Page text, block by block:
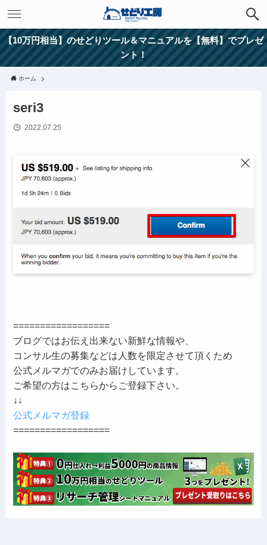
【10万円相当】のせどりツール＆マニュアルを【無料】でプレゼ
ント！
ホーム
seri3
2022.07.25
==================
ブログではお伝え出来ない新鮮な情報や、
コンサル生の募集などは人数を限定させて頂くため
公式メルマガでのみお届けしています。
ご希望の方はこちらからご登録下さい。
↓↓
公式メルマガ登録
==================